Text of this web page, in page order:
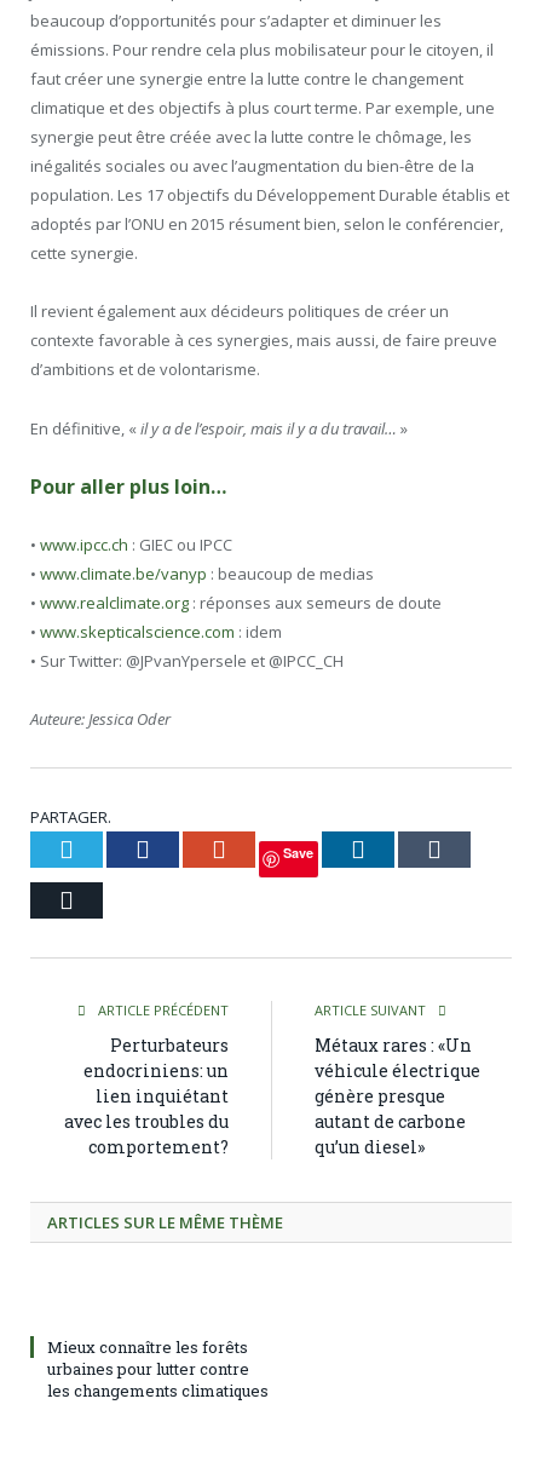
beaucoup d’opportunités pour s’adapter et diminuer les
émissions. Pour rendre cela plus mobilisateur pour le citoyen, il
faut créer une synergie entre la lutte contre le changement
climatique et des objectifs à plus court terme. Par exemple, une
synergie peut être créée avec la lutte contre le chômage, les
inégalités sociales ou avec l’augmentation du bien-être de la
population. Les 17 objectifs du Développement Durable établis et
adoptés par l’ONU en 2015 résument bien, selon le conférencier,
cette synergie.
Il revient également aux décideurs politiques de créer un
contexte favorable à ces synergies, mais aussi, de faire preuve
d’ambitions et de volontarisme.
En définitive, «il y a de l’espoir, mais il y a du travail… »
Pour aller plus loin…
• www.ipcc.ch : GIEC ou IPCC
• www.climate.be/vanyp : beaucoup de medias
• www.realclimate.org : réponses aux semeurs de doute
• www.skepticalscience.com : idem
• Sur Twitter: @JPvanYpersele et @IPCC_CH
Auteure: Jessica Oder
PARTAGER.
Twitter Facebook Google+
Save LinkedIn
ARTICLE PRÉCÉDENT
Perturbateurs
endocriniens: un
lien inquiétant
avec les troubles du
comportement?
ARTICLE SUIVANT
Métaux rares : «Un
véhicule électrique
génère presque
autant de carbone
qu’un diesel»
ARTICLES SUR LE MÊME THÈME
Mieux connaître les forêts
urbaines pour lutter contre
les changements climatiques